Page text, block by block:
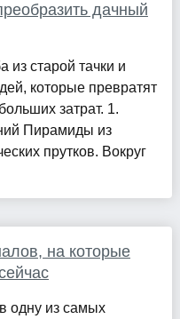
дачный
из старой тачки и
которые превратят
затрат. 1.
Пирамиды из
прутков. Вокруг
на которые
одну из самых